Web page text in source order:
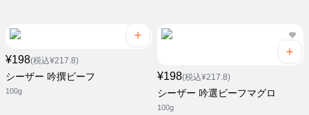
¥198(税込¥217.8)
シーザー 吟撰ビーフ
100g
¥198(税込¥217.8)
シーザー 吟選ビーフマグロ
100g